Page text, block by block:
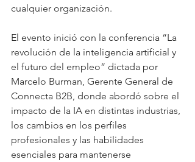
cualquier organización.
El evento inició con la conferencia “La
revolución de la inteligencia artificial y
el futuro del empleo” dictada por
Marcelo Burman, Gerente General de
Connecta B2B, donde abordó sobre el
impacto de la IA en distintas industrias,
los cambios en los perfiles
profesionales y las habilidades
esenciales para mantenerse